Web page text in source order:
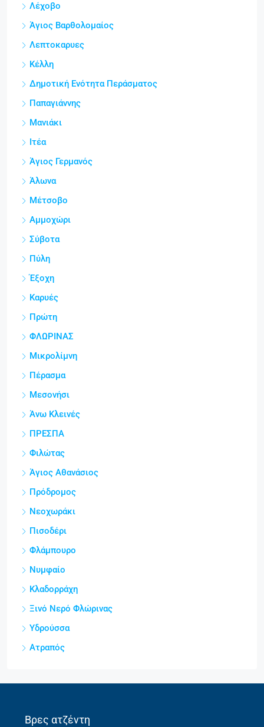
Λέχοβο
Άγιος Βαρθολομαίος
Λεπτοκαρυες
Κέλλη
Δημοτική Ενότητα Περάσματος
Παπαγιάννης
Μανιάκι
Ιτέα
Άγιος Γερμανός
Άλωνα
Μέτσοβο
Αμμοχώρι
Σύβοτα
Πύλη
Έξοχη
Καρυές
Πρώτη
ΦΛΩΡΙΝΑΣ
Μικρολίμνη
Πέρασμα
Μεσονήσι
Άνω Κλεινές
ΠΡΕΣΠΑ
Φιλώτας
Άγιος Αθανάσιος
Πρόδρομος
Νεοχωράκι
Πισοδέρι
Φλάμπουρο
Νυμφαίο
Κλαδορράχη
Ξινό Νερό Φλώρινας
Υδρούσσα
Ατραπός
Βρες ατζέντη